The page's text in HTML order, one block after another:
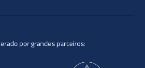
por grandes parceiros: